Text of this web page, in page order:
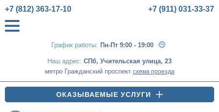
График работы: Пн-Пт 9:00 - 19:00
+7 (812) 363-17-10 +7 (911) 031-33-37
Наш адрес: СПб, Учительская улица, 23
метро Гражданский проспект схема проезда
ОКАЗЫВАЕМЫЕ УСЛУГИ